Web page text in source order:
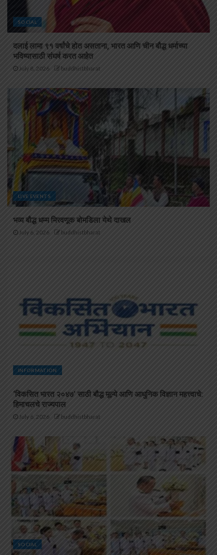
SOCIAL
दलाई लामा ९१ वर्षांचे होत असताना, भारत आणि चीन बौद्ध धर्माच्या
भविष्यासाठी संघर्ष करत आहेत
July 8, 2026 buddhistbharat
LIVE EVENTS
भव्य बौद्ध धम्म मिरवणूक बोमडिला येथे दाखल
July 6, 2026 buddhistbharat
INFORMATION
‘विकसित भारत २०४७’ साठी बौद्ध मूल्ये आणि आधुनिक विज्ञान महत्त्वाचे:
हिमाचलचे राज्यपाल
July 6, 2026 buddhistbharat
SOCIAL